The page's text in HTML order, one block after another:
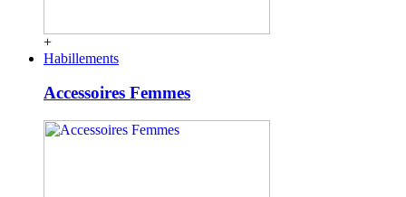
+
Habillements
Accessoires Femmes